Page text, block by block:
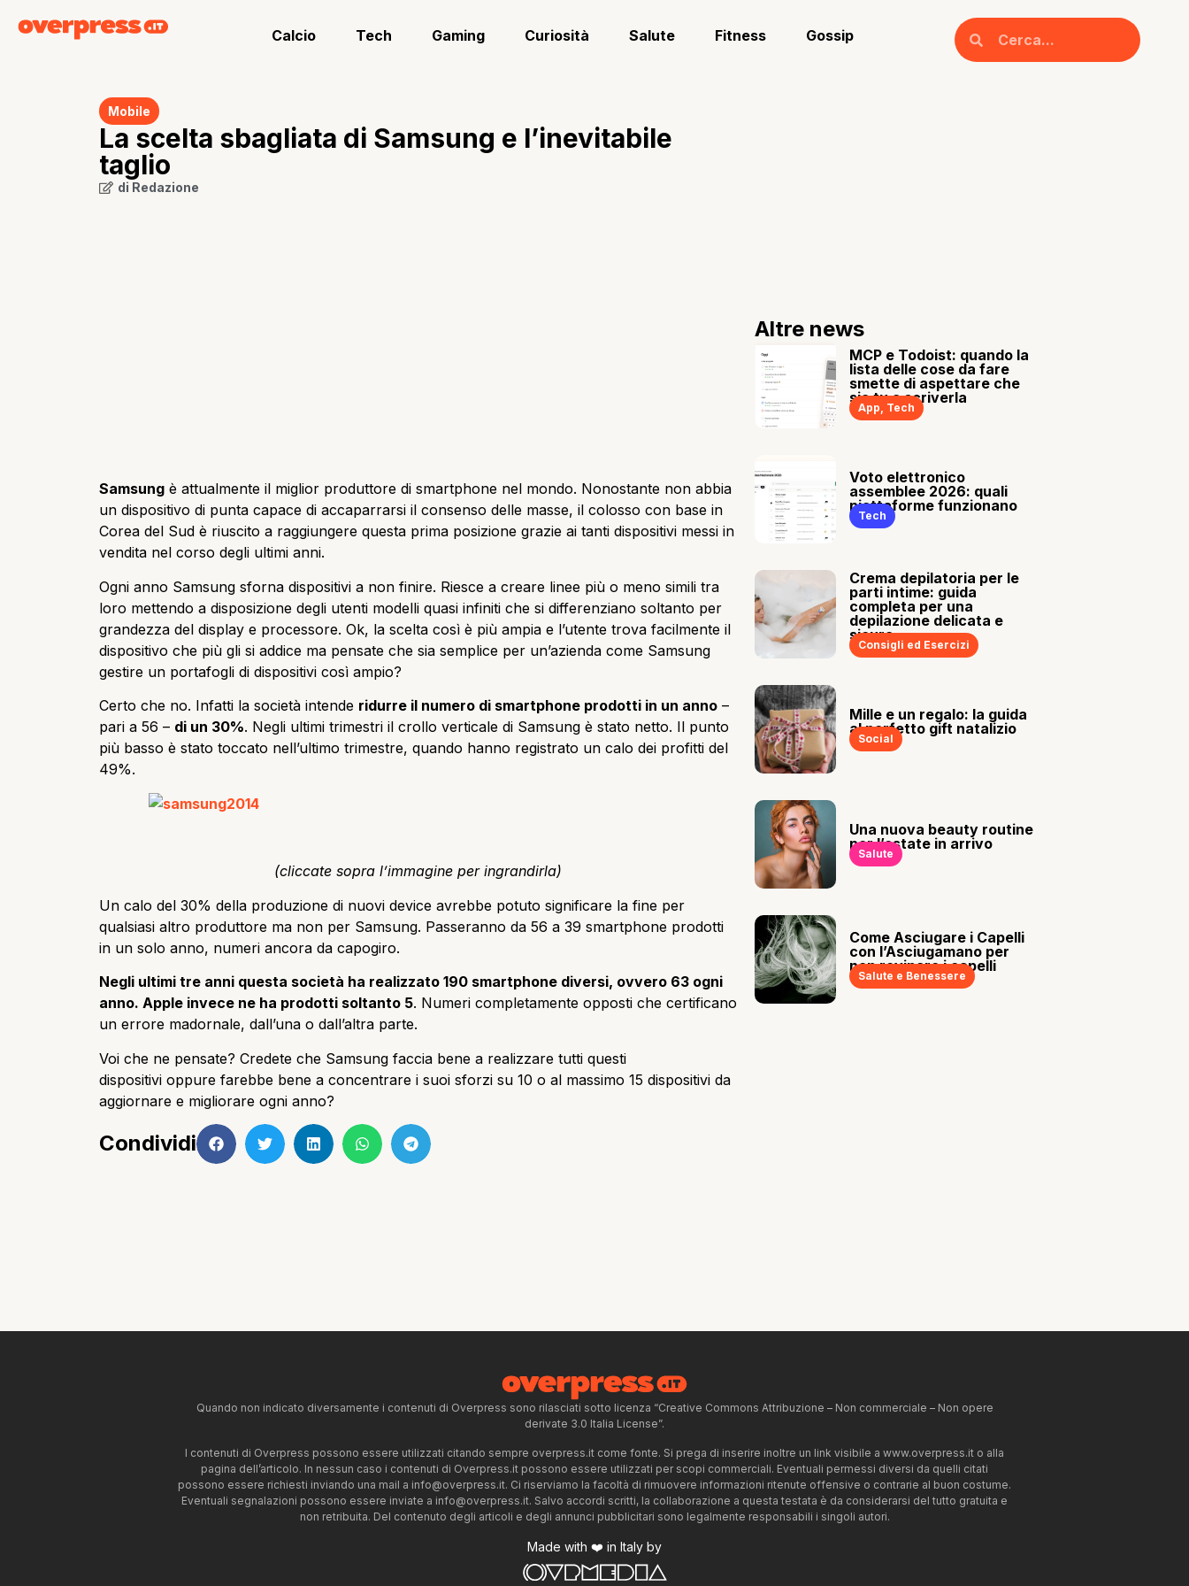
Calcio Tech Gaming Curiosità Salute Fitness Gossip
Mobile
La scelta sbagliata di Samsung e l’inevitabile
taglio
di Redazione
Samsung è attualmente il miglior produttore di smartphone nel mondo. Nonostante non abbia
un dispositivo di punta capace di accaparrarsi il consenso delle masse, il colosso con base in
Corea del Sud è riuscito a raggiungere questa prima posizione grazie ai tanti dispositivi messi in
vendita nel corso degli ultimi anni.
Ogni anno Samsung sforna dispositivi a non finire. Riesce a creare linee più o meno simili tra
loro mettendo a disposizione degli utenti modelli quasi infiniti che si differenziano soltanto per
grandezza del display e processore. Ok, la scelta così è più ampia e l’utente trova facilmente il
dispositivo che più gli si addice ma pensate che sia semplice per un’azienda come Samsung
gestire un portafogli di dispositivi così ampio?
Certo che no. Infatti la società intende ridurre il numero di smartphone prodotti in un anno –
pari a 56 – di un 30%. Negli ultimi trimestri il crollo verticale di Samsung è stato netto. Il punto
più basso è stato toccato nell’ultimo trimestre, quando hanno registrato un calo dei profitti del
49%.
(cliccate sopra l’immagine per ingrandirla)
Un calo del 30% della produzione di nuovi device avrebbe potuto significare la fine per
qualsiasi altro produttore ma non per Samsung. Passeranno da 56 a 39 smartphone prodotti
in un solo anno, numeri ancora da capogiro.
Negli ultimi tre anni questa società ha realizzato 190 smartphone diversi, ovvero 63 ogni
anno. Apple invece ne ha prodotti soltanto 5. Numeri completamente opposti che certificano
un errore madornale, dall’una o dall’altra parte.
Voi che ne pensate? Credete che Samsung faccia bene a realizzare tutti questi
dispositivi oppure farebbe bene a concentrare i suoi sforzi su 10 o al massimo 15 dispositivi da
aggiornare e migliorare ogni anno?
Condividi
Altre news
MCP e Todoist: quando la
lista delle cose da fare
smette di aspettare che
sia tu a scriverla
App, Tech
Voto elettronico
assemblee 2026: quali
piattaforme funzionano
Tech
Crema depilatoria per le
parti intime: guida
completa per una
depilazione delicata e
sicura
Consigli ed Esercizi
Mille e un regalo: la guida
al perfetto gift natalizio
Social
Una nuova beauty routine
per l’estate in arrivo
Salute
Come Asciugare i Capelli
con l’Asciugamano per
non rovinare i capelli
Salute e Benessere
Quando non indicato diversamente i contenuti di Overpress sono rilasciati sotto licenza “Creative Commons Attribuzione – Non commerciale – Non opere
derivate 3.0 Italia License”.
I contenuti di Overpress possono essere utilizzati citando sempre overpress.it come fonte. Si prega di inserire inoltre un link visibile a www.overpress.it o alla
pagina dell’articolo. In nessun caso i contenuti di Overpress.it possono essere utilizzati per scopi commerciali. Eventuali permessi diversi da quelli citati
possono essere richiesti inviando una mail a info@overpress.it. Ci riserviamo la facoltà di rimuovere informazioni ritenute offensive o contrarie al buon costume.
Eventuali segnalazioni possono essere inviate a info@overpress.it. Salvo accordi scritti, la collaborazione a questa testata è da considerarsi del tutto gratuita e
non retribuita. Del contenuto degli articoli e degli annunci pubblicitari sono legalmente responsabili i singoli autori.
Made with ❤️ in Italy by